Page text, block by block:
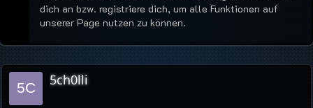
dich an bzw. registriere dich, um alle Funktionen auf
unserer Page nutzen zu können.
5ch0lli